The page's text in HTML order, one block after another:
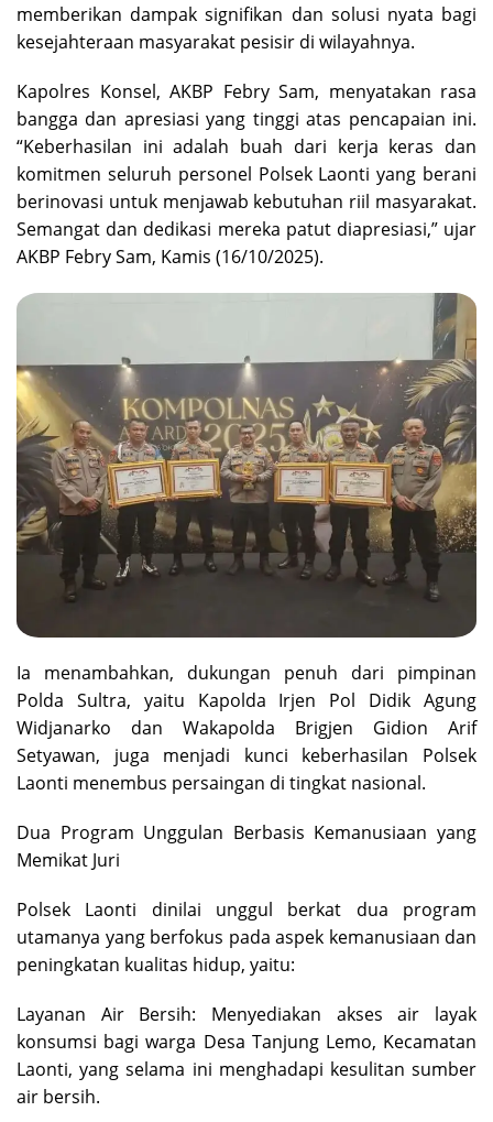
memberikan dampak signifikan dan solusi nyata bagi
kesejahteraan masyarakat pesisir di wilayahnya.
Kapolres Konsel, AKBP Febry Sam, menyatakan rasa
bangga dan apresiasi yang tinggi atas pencapaian ini.
“Keberhasilan ini adalah buah dari kerja keras dan
komitmen seluruh personel Polsek Laonti yang berani
berinovasi untuk menjawab kebutuhan riil masyarakat.
Semangat dan dedikasi mereka patut diapresiasi,” ujar
AKBP Febry Sam, Kamis (16/10/2025).
Ia menambahkan, dukungan penuh dari pimpinan
Polda Sultra, yaitu Kapolda Irjen Pol Didik Agung
Widjanarko dan Wakapolda Brigjen Gidion Arif
Setyawan, juga menjadi kunci keberhasilan Polsek
Laonti menembus persaingan di tingkat nasional.
Dua Program Unggulan Berbasis Kemanusiaan yang
Memikat Juri
Polsek Laonti dinilai unggul berkat dua program
utamanya yang berfokus pada aspek kemanusiaan dan
peningkatan kualitas hidup, yaitu:
Layanan Air Bersih: Menyediakan akses air layak
konsumsi bagi warga Desa Tanjung Lemo, Kecamatan
Laonti, yang selama ini menghadapi kesulitan sumber
air bersih.